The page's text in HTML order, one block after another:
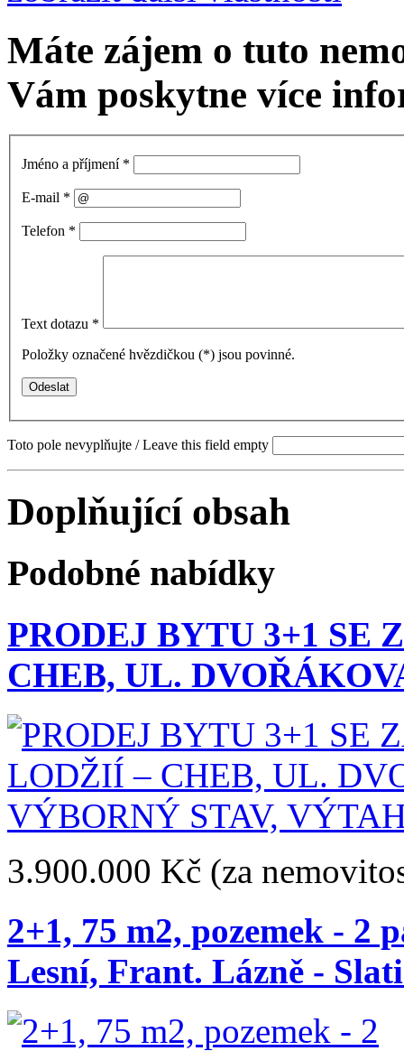
Máte zájem o tuto
Vám poskytne více
Jméno a příjmení *
E-mail *
Telefon *
Text dotazu *
Položky označené hvězdičkou (*) jsou povinné.
Toto pole nevyplňujte / Leave this field empty
Doplňující obsah
Podobné nabídky
PRODEJ BYTU 3+1 SE
CHEB, UL.
3.900.000 Kč (za
2+1, 75 m2, pozemek - 2
Lesní, Frant. Lázně -